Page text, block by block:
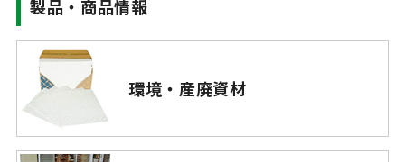
製品・商品情報
環境・産廃資材